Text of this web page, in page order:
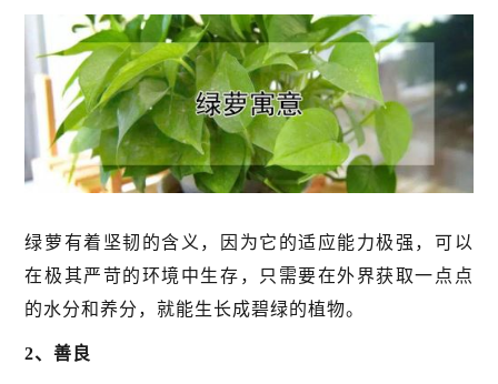
绿萝有着坚韧的含义，因为它的适应能力极强，可以
在极其严苛的环境中生存，只需要在外界获取一点点
的水分和养分，就能生长成碧绿的植物。
2、善良